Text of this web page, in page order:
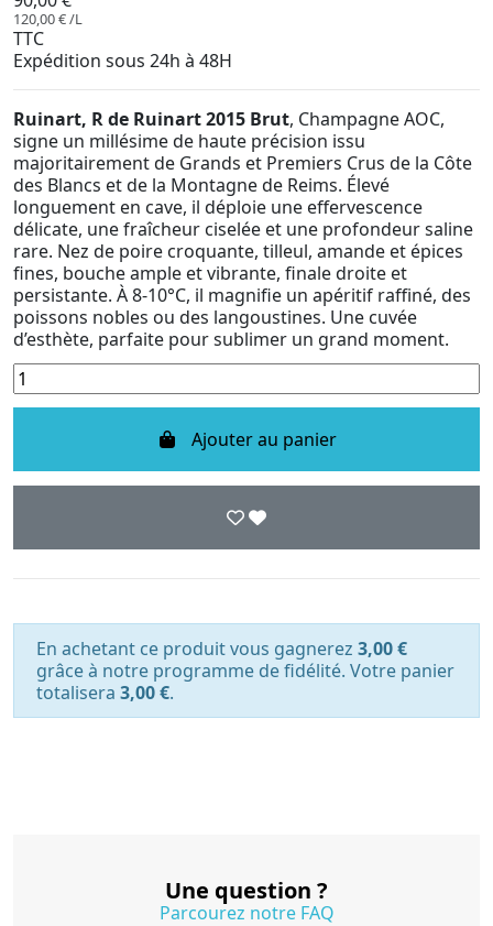
120,00 € /L
TTC
Expédition sous 24h à 48H
Ruinart, R de Ruinart 2015 Brut, Champagne AOC,
signe un millésime de haute précision issu
majoritairement de Grands et Premiers Crus de la Côte
des Blancs et de la Montagne de Reims. Élevé
longuement en cave, il déploie une effervescence
délicate, une fraîcheur ciselée et une profondeur saline
rare. Nez de poire croquante, tilleul, amande et épices
fines, bouche ample et vibrante, finale droite et
persistante. À 8-10°C, il magnifie un apéritif raffiné, des
poissons nobles ou des langoustines. Une cuvée
d’esthète, parfaite pour sublimer un grand moment.
Ajouter au panier
En achetant ce produit vous gagnerez 3,00 €
grâce à notre programme de fidélité. Votre panier
totalisera 3,00 €.
Une question ?
Parcourez notre FAQ